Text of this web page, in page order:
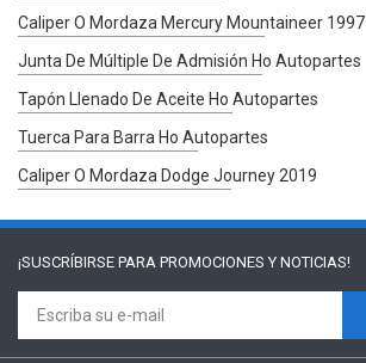
Caliper O Mordaza Mercury Mountaineer 1997
Junta De Múltiple De Admisión Ho Autopartes
Tapón Llenado De Aceite Ho Autopartes
Tuerca Para Barra Ho Autopartes
Caliper O Mordaza Dodge Journey 2019
¡SUSCRÍBIRSE PARA PROMOCIONES Y NOTICIAS!